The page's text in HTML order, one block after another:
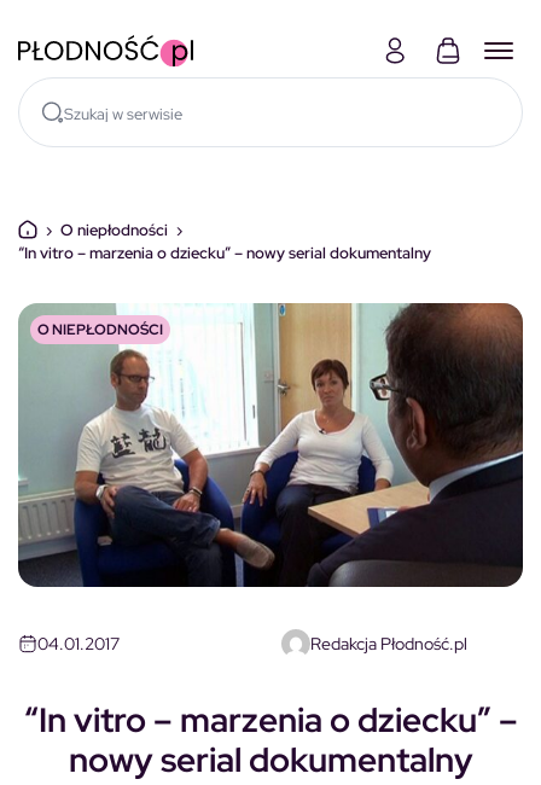
› O niepłodności ›
“In vitro – marzenia o dziecku” – nowy serial dokumentalny
O NIEPŁODNOŚCI
04.01.2017 Redakcja Płodność.pl
“In vitro – marzenia o dziecku” –
nowy serial dokumentalny